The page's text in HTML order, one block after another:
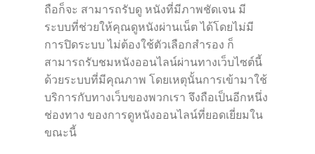
ถือก็จะ สามารถรับดู หนังที่มีภาพชัดเจน มี
ระบบที่ช่วยให้คุณดูหนังผ่านเน็ต ได้โดยไม่มี
การปิดระบบ ไม่ต้องใช้ตัวเลือกสำรอง ก็
สามารถรับชมหนังออนไลน์ผ่านทางเว็บไซต์นี้
ด้วยระบบที่มีคุณภาพ โดยเหตุนั้นการเข้ามาใช้
บริการกับทางเว็บของพวกเรา จึงถือเป็นอีกหนึ่ง
ช่องทาง ของการดูหนังออนไลน์ที่ยอดเยี่ยมใน
ขณะนี้